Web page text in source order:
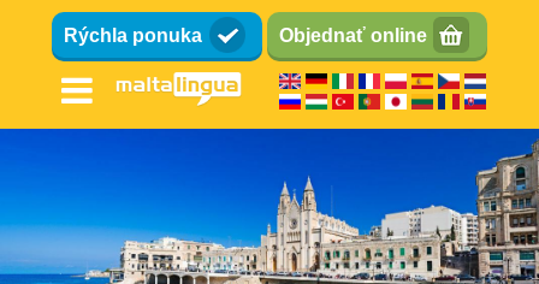
Rýchla ponuka Objednať online